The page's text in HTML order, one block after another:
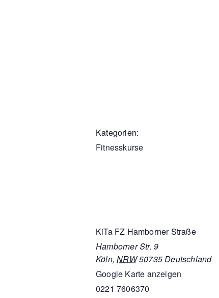
Kategorien:
Fitnesskurse
KiTa FZ Hamborner Straße
Hamborner Str. 9
Köln, NRW50735 Deutschland
Google Karte anzeigen
0221 7606370